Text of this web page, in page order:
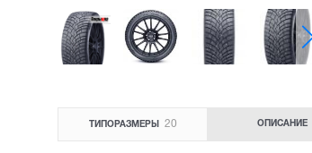
ТИПОРАЗМЕРЫ 20 ОПИСАНИЕ